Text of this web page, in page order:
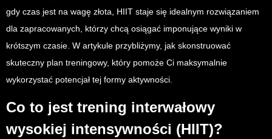
gdy czas jest na wagę złota, HIIT staje się idealnym rozwiązaniem
dla zapracowanych, którzy chcą osiągać imponujące wyniki w
krótszym czasie. W artykule przybliżymy, jak skonstruować
skuteczny plan treningowy, który pomoże Ci maksymalnie
wykorzystać potencjał tej formy aktywności.
Co to jest trening interwałowy
wysokiej intensywności (HIIT)?